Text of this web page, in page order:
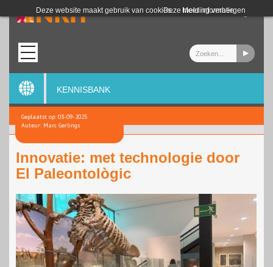
Deze website maakt gebruik van cookies. Meer informatie
Deze melding verbergen
Login
KENNISBANK
Geplaatst op: 03-09-2025
Auteur: Marc Gerlings
Innovatie: met technologie door
El Paleontològic